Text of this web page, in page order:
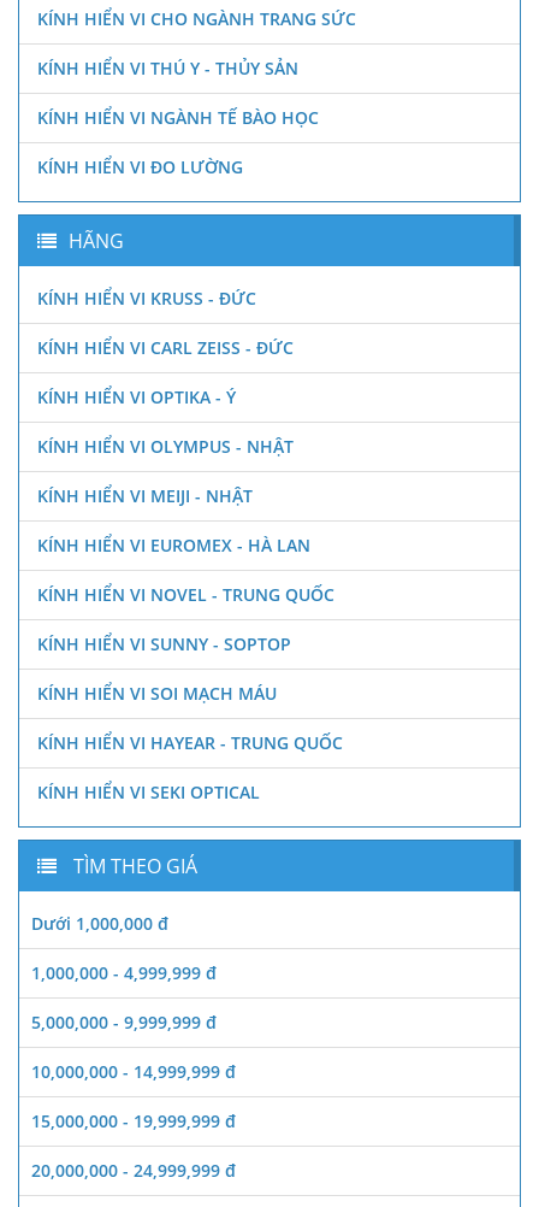
KÍNH HIỂN VI CHO NGÀNH TRANG SỨC
KÍNH HIỂN VI THÚ Y - THỦY SẢN
KÍNH HIỂN VI NGÀNH TẾ BÀO HỌC
KÍNH HIỂN VI ĐO LƯỜNG
HÃNG
KÍNH HIỂN VI KRUSS - ĐỨC
KÍNH HIỂN VI CARL ZEISS - ĐỨC
KÍNH HIỂN VI OPTIKA - Ý
KÍNH HIỂN VI OLYMPUS - NHẬT
KÍNH HIỂN VI MEIJI - NHẬT
KÍNH HIỂN VI EUROMEX - HÀ LAN
KÍNH HIỂN VI NOVEL - TRUNG QUỐC
KÍNH HIỂN VI SUNNY - SOPTOP
KÍNH HIỂN VI SOI MẠCH MÁU
KÍNH HIỂN VI HAYEAR - TRUNG QUỐC
KÍNH HIỂN VI SEKI OPTICAL
TÌM THEO GIÁ
Dưới 1,000,000 đ
1,000,000 - 4,999,999 đ
5,000,000 - 9,999,999 đ
10,000,000 - 14,999,999 đ
15,000,000 - 19,999,999 đ
20,000,000 - 24,999,999 đ